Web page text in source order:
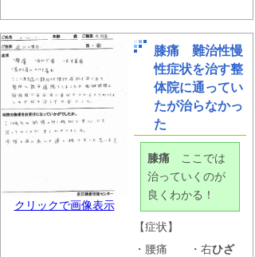
クリックで画像表示
膝痛 難治性慢
性症状を治す整
体院に通ってい
たが治らなかっ
た
膝痛 ここでは
治っていくのが
良くわかる！
【症状】
・腰痛 ・右ひざ